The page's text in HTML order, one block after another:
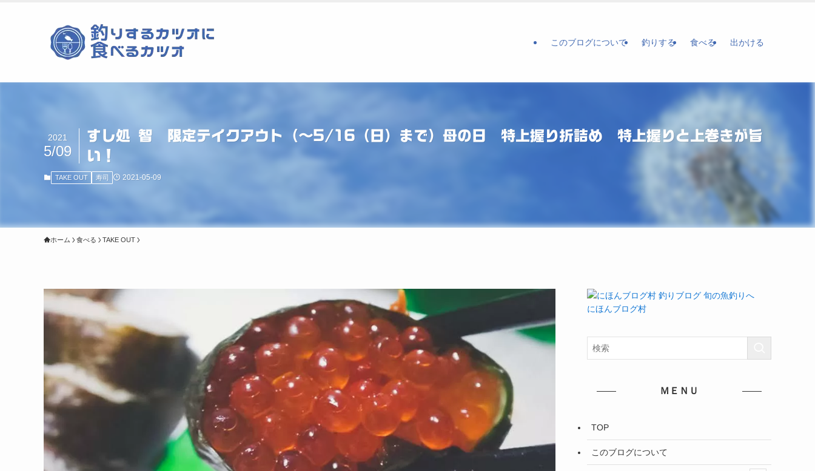
このブログについて 釣りする 食べる 出かける
すし処 智 限定テイクアウト（〜5/16（日）まで）母の日 特上握り折詰め 特上握りと上巻きが旨
い！
2021
5/09
TAKE OUT 寿司 2021-05-09
ホーム 食べる TAKE OUT
にほんブログ村
ＭＥＮＵ
TOP
このブログについて